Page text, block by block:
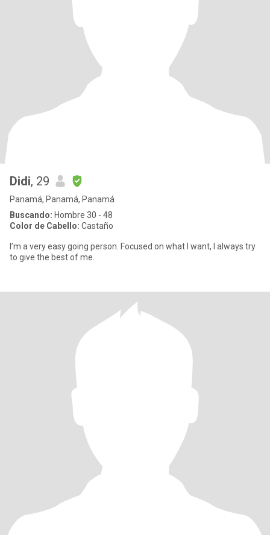
Didi, 29
Panamá, Panamá, Panamá
Buscando: Hombre 30 - 48
Color de Cabello: Castaño
I’m a very easy going person. Focused on what I want, I always try
to give the best of me.